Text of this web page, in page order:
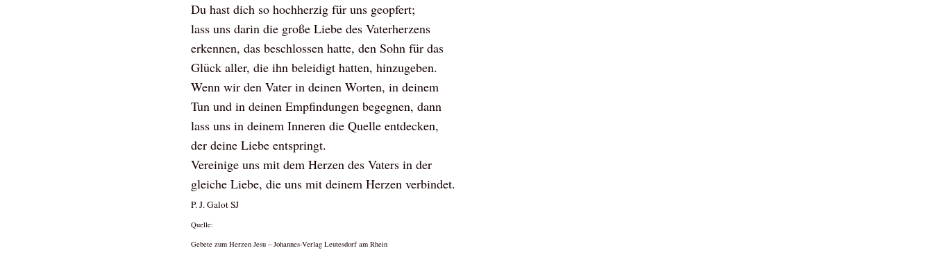
Du hast dich so hochherzig für uns geopfert;
lass uns darin die große Liebe des Vaterherzens
erkennen, das beschlossen hatte, den Sohn für das
Glück aller, die ihn beleidigt hatten, hinzugeben.
Wenn wir den Vater in deinen Worten, in deinem
Tun und in deinen Empfindungen begegnen, dann
lass uns in deinem Inneren die Quelle entdecken,
der deine Liebe entspringt.
Vereinige uns mit dem Herzen des Vaters in der
gleiche Liebe, die uns mit deinem Herzen verbindet.
P. J. Galot SJ
Quelle:
Gebete zum Herzen Jesu – Johannes-Verlag Leutesdorf am Rhein